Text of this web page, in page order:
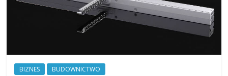
BIZNES BUDOWNICTWO